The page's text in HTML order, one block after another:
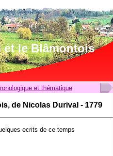
et le Blâmontois
et thématique
de Nicolas Durival - 1779
ecrits de ce temps